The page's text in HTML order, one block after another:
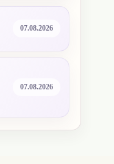
07.08.2026
07.08.2026